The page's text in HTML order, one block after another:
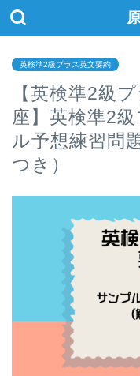
英検準2級プラス英文要約
【英検準2級
座】英検準2
ル予想練習問
つき）